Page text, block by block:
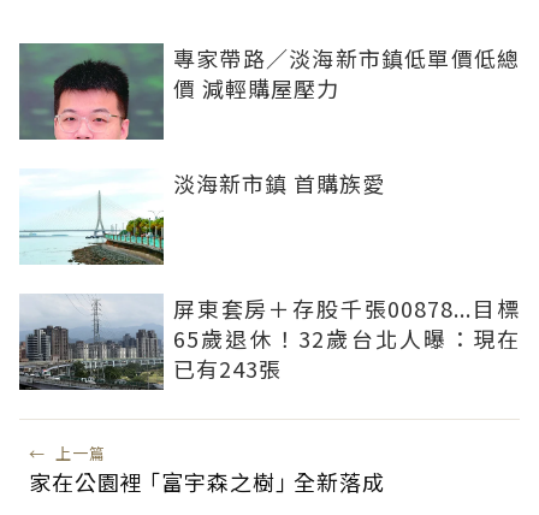
專家帶路／淡海新市鎮低單價低總
價 減輕購屋壓力
淡海新市鎮 首購族愛
屏東套房＋存股千張00878...目標
65歲退休！32歲台北人曝：現在
已有243張
← 上一篇
家在公園裡 ｢富宇森之樹｣ 全新落成